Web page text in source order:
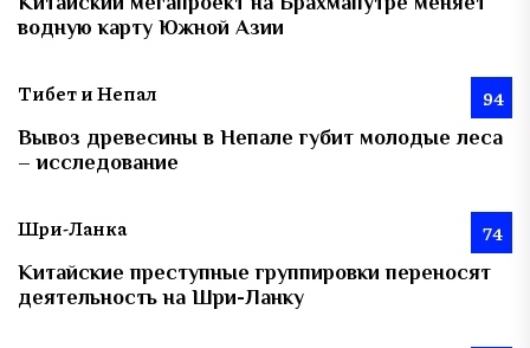
водную карту Южной Азии
Тибет и Непал 94
Вывоз древесины в Непале губит молодые леса
– исследование
Шри-Ланка 74
Китайские преступные группировки переносят
деятельность на Шри-Ланку